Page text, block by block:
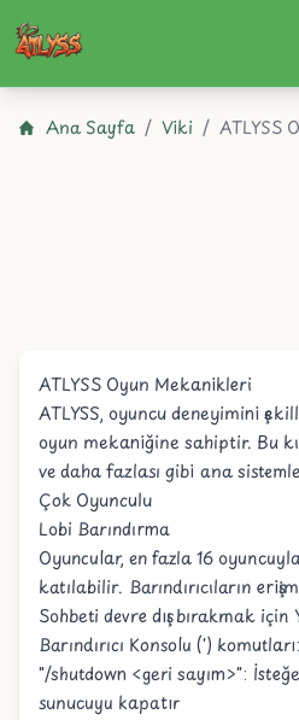
Atlyss
Ana Sayfa / Viki / ATLYSS
ATLYSS Oyun Mekanikleri
ATLYSS, oyuncu deneyimini
oyun mekaniğine sahiptir. Bu
ve daha fazlası gibi ana
Çok Oyunculu
Lobi Barındırma
Oyuncular, en fazla 16
katılabilir. Barındırıcıların
Sohbeti devre dışı bırakmak için
Barındırıcı Konsolu (') komutları:
"/shutdown <geri sayım>":
sunucuyu kapatır